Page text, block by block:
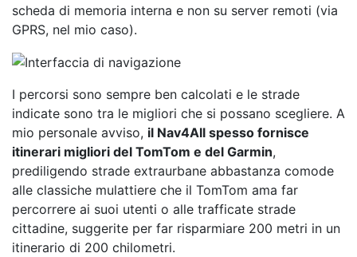
scheda di memoria interna e non su server remoti (via
GPRS, nel mio caso).
I percorsi sono sempre ben calcolati e le strade
indicate sono tra le migliori che si possano scegliere. A
mio personale avviso, il Nav4All spesso fornisce
itinerari migliori del TomTom e del Garmin,
prediligendo strade extraurbane abbastanza comode
alle classiche mulattiere che il TomTom ama far
percorrere ai suoi utenti o alle trafficate strade
cittadine, suggerite per far risparmiare 200 metri in un
itinerario di 200 chilometri.